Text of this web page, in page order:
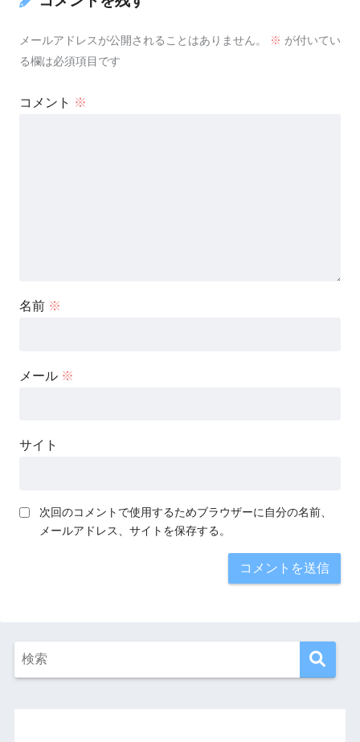
メールアドレスが公開されることはありません。 ※ が付いてい
る欄は必須項目です
コメント ※
名前 ※
メール ※
サイト
次回のコメントで使用するためブラウザーに自分の名前、
メールアドレス、サイトを保存する。